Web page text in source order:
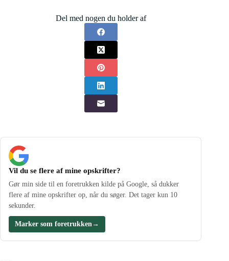
Del med nogen du holder af
Vil du se flere af mine opskrifter?
Gør min side til en foretrukken kilde på Google, så dukker
flere af mine opskrifter op, når du søger. Det tager kun 10
sekunder.
Marker som foretrukken→